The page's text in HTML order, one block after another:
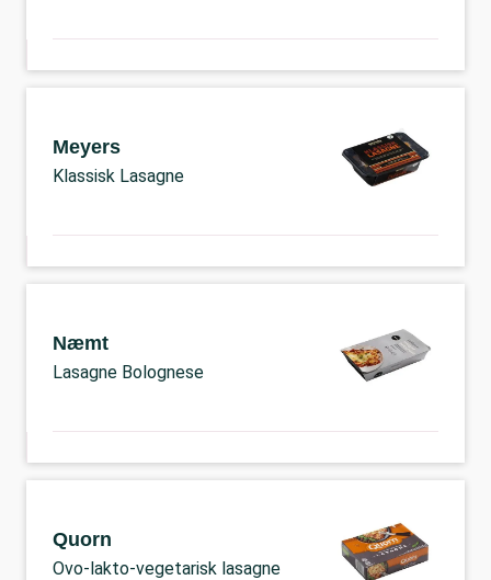
Meyers
Klassisk Lasagne
Næmt
Lasagne Bolognese
Quorn
Ovo-lakto-vegetarisk lasagne